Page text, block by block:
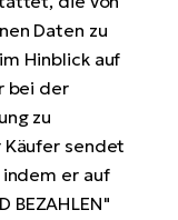
Daten zu
Hinblick auf
bei der
zu
Käufer sendet
indem er auf
BEZAHLEN"